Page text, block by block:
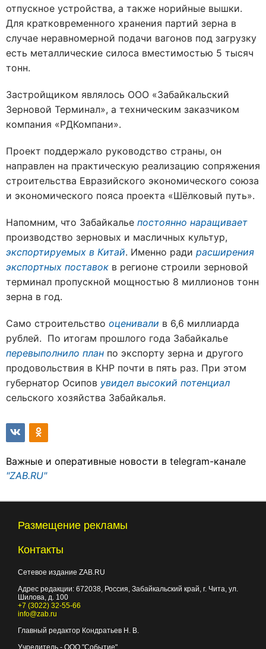
отпускное устройства, а также норийные вышки.
Для кратковременного хранения партий зерна в
случае неравномерной подачи вагонов под загрузку
есть металлические силоса вместимостью 5 тысяч
тонн.
Застройщиком являлось ООО «Забайкальский
Зерновой Терминал», а техническим заказчиком
компания «РДКомпани».
Проект поддержало руководство страны, он
направлен на практическую реализацию сопряжения
строительства Евразийского экономического союза
и экономического пояса проекта «Шёлковый путь».
Напомним, что Забайкалье постоянно наращивает
производство зерновых и масличных культур,
экспортируемых в Китай. Именно ради расширения
экспортных поставок в регионе строили зерновой
терминал пропускной мощностью 8 миллионов тонн
зерна в год.
Само строительство оценивали в 6,6 миллиарда
рублей. По итогам прошлого года Забайкалье
перевыполнило план по экспорту зерна и другого
продовольствия в КНР почти в пять раз. При этом
губернатор Осипов увидел высокий потенциал
сельского хозяйства Забайкалья.
Важные и оперативные новости в telegram-канале
"ZAB.RU"
Размещение рекламы
Контакты
Сетевое издание ZAB.RU
Адрес редакции: 672038 , Россия, Забайкальский край, г. Чита ул.
Шилова, д. 100
+7 (3022) 32-55-66
info@zab.ru
Главный редактор Кондратьев Н. В.
Учредитель - ООО "Событие"